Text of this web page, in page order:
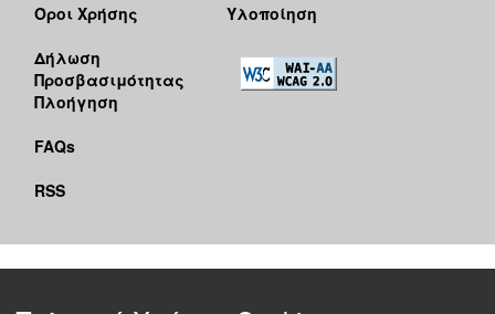
Όροι Χρήσης
Δήλωση
Προσβασιμότητας
Πλοήγηση
FAQs
RSS
Υλοποίηση